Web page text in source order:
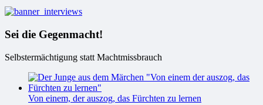
Sei die Gegenmacht!
Selbstermächtigung statt Machtmissbrauch
Von einem, der auszog, das Fürchten zu lernen